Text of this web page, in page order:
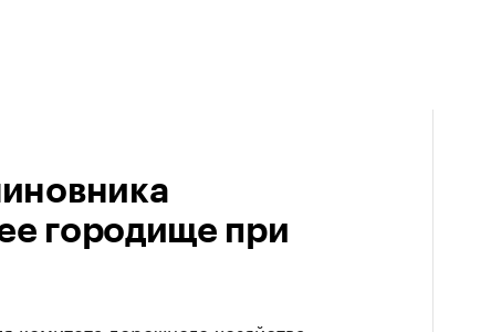
городище при